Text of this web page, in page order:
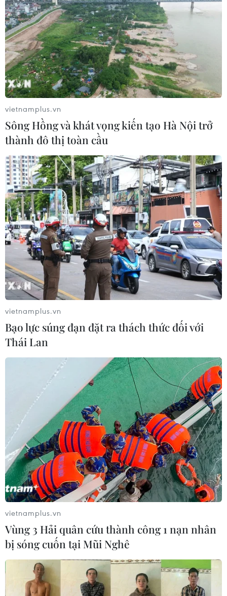
Italy, Tunisia tuần tra chung để ngăn chặn
di cư bất hợp pháp
02/04/2023 09:36
Bộ trưởng Nội vụ Italy Matteo Piantedozi đã tiết lộ kế
hoạch kiểm soát bờ biển Tunisia thông qua các cuộc
tuần tra chung giữa hai nước nhằm ngăn chặn dòng
người di cư bất hợp pháp đến Italy.
vietnamplus.vn
Sông Hồng và khát vọng kiến tạo Hà Nội trở
thành đô thị toàn cầu
vietnamplus.vn
Bạo lực súng đạn đặt ra thách thức đối với
Thái Lan
vietnamplus.vn
Vùng 3 Hải quân cứu thành công 1 nạn nhân
bị sóng cuốn tại Mũi Nghê